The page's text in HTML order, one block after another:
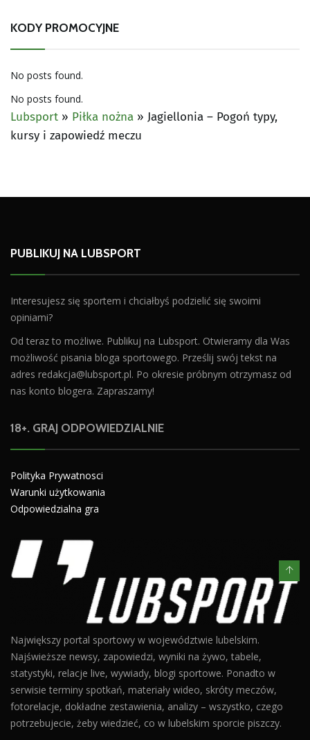
KODY PROMOCYJNE
No posts found.
No posts found.
Lubsport » Piłka nożna » Jagiellonia – Pogoń typy,
kursy i zapowiedź meczu
PUBLIKUJ NA LUBSPORT
Interesujesz się sportem i chciałbyś podzielić się swoimi
opiniami?
Od teraz to możliwe. Publikuj na Lubsport. Otwieramy dla Was
możliwość pisania bloga sportowego. Prześlij swój tekst na
adres redakcja@lubsport.pl. Po okresie próbnym otrzymasz od
nas konto blogera. Zapraszamy!
18+. GRAJ ODPOWIEDZIALNIE
Polityka Prywatnosci
Warunki użytkowania
Odpowiedzialna gra
Największy portal sportowy w województwie lubelskim.
Najświeższe newsy, zapowiedzi, wyniki na żywo, tabele,
statystyki, relacje live, wywiady, blogi sportowe. Ponadto w
serwisie terminy spotkań, materiały wideo, skróty meczów,
fotorelacje, dokładne zestawienia, analizy – wszystko, czego
potrzebujecie, żeby wiedzieć, co w lubelskim sporcie piszczy.